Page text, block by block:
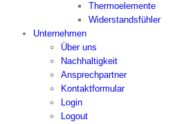
Thermoelemente
Widerstandsfühler
Unternehmen
Über uns
Nachhaltigkeit
Ansprechpartner
Kontaktformular
Login
Logout